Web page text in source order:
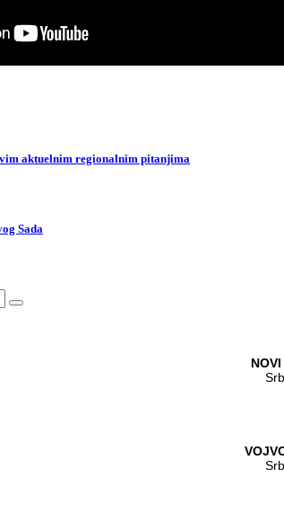
aktuelnim regionalnim pitanjima
Sada